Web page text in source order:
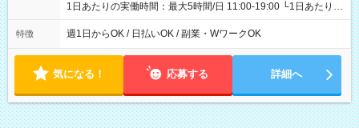
1日あたりの実働時間：最大5時間/日 11:00-19:00 └1日あたりの
実働時間：1-5時間 └上記の時間帯内であれば、いつでも勤務可
能！ └平日・土曜日の中で、お好きな曜日でご勤務いただけま
18:00 などのように、自由な働き方が可能なお仕事です！
特徴 週1日からOK / 日払いOK / 副業・WワークOK
気になる！ 応募する 詳細へ